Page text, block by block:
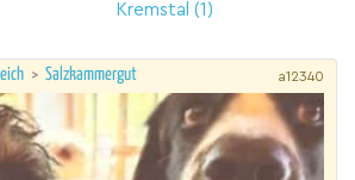
Kremstal (1)
> Salzkammergut a12340